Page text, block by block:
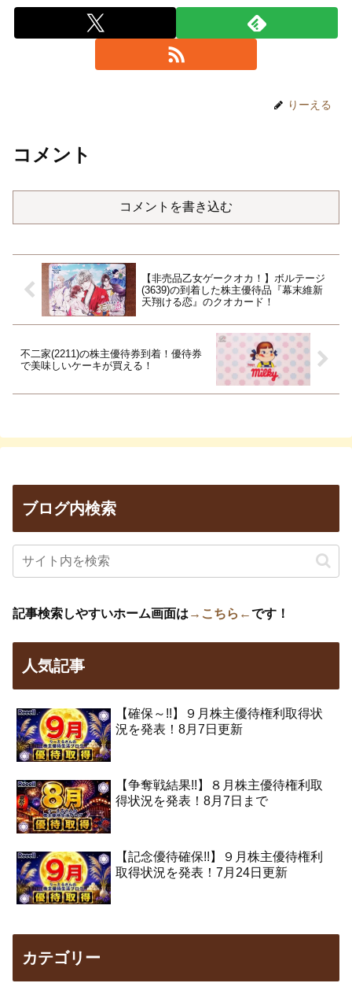
りーえる
コメント
コメントを書き込む
【非売品乙女ゲークオカ！】ボルテージ
(3639)の到着した株主優待品『幕末維新
天翔ける恋』のクオカード！
不二家(2211)の株主優待券到着！優待券
で美味しいケーキが買える！
ブログ内検索
記事検索しやすいホーム画面は →こちら←です！
人気記事
【確保～!!】９月株主優待権利取得状
況を発表！8月7日更新
【争奪戦結果!!】８月株主優待権利取
得状況を発表！8月7日まで
【記念優待確保!!】９月株主優待権利
取得状況を発表！7月24日更新
カテゴリー